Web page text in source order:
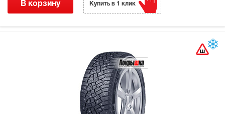
В корзину Купить в 1 клик